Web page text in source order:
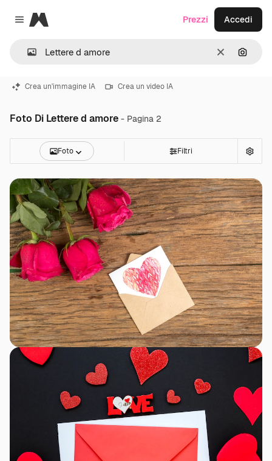
Close menu
Magnific
CancellaCerca
Prezzi Accedi
Crea un'immagine IA Crea un video IA
Foto Di Lettere d amore - Pagina 2
Foto Filtri